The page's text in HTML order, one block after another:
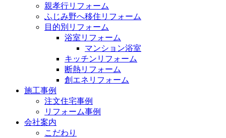
親孝行リフォーム
ふじみ野へ移住リフォーム
目的別リフォーム
浴室リフォーム
マンション浴室
キッチンリフォーム
断熱リフォーム
創エネリフォーム
施工事例
注文住宅事例
リフォーム事例
会社案内
こだわり